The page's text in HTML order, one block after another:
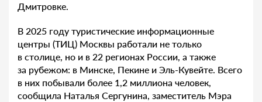
Дмитровке.
В 2025 году туристические информационные
центры (ТИЦ) Москвы работали не только
в столице, но и в 22 регионах России, а также
за рубежом: в Минске, Пекине и Эль-Кувейте. Всего
в них побывали более 1,2 миллиона человек,
сообщила Наталья Сергунина, заместитель Мэра